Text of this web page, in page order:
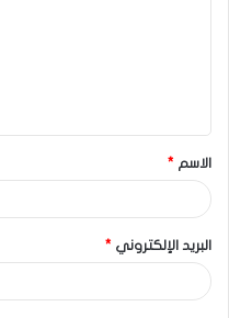
الاسم *
البريد الإلكتروني *